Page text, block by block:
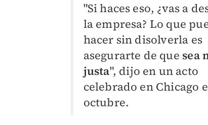
"Si haces eso, ¿vas a
la empresa? Lo que
hacer sin disolverla es
asegurarte de que sea
justa", dijo en un acto
celebrado en Chicago
octubre.